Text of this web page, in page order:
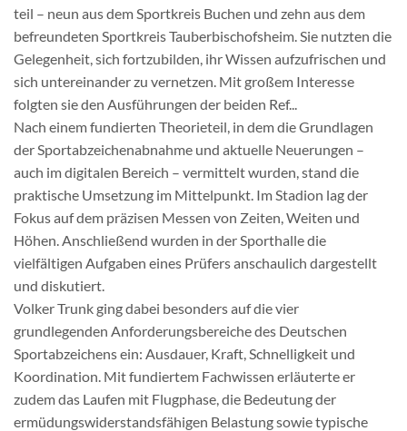
teil – neun aus dem Sportkreis Buchen und zehn aus dem
befreundeten Sportkreis Tauberbischofsheim. Sie nutzten die
Gelegenheit, sich fortzubilden, ihr Wissen aufzufrischen und
sich untereinander zu vernetzen. Mit großem Interesse
folgten sie den Ausführungen der beiden Ref...
Nach einem fundierten Theorieteil, in dem die Grundlagen
der Sportabzeichenabnahme und aktuelle Neuerungen –
auch im digitalen Bereich – vermittelt wurden, stand die
praktische Umsetzung im Mittelpunkt. Im Stadion lag der
Fokus auf dem präzisen Messen von Zeiten, Weiten und
Höhen. Anschließend wurden in der Sporthalle die
vielfältigen Aufgaben eines Prüfers anschaulich dargestellt
und diskutiert.
Volker Trunk ging dabei besonders auf die vier
grundlegenden Anforderungsbereiche des Deutschen
Sportabzeichens ein: Ausdauer, Kraft, Schnelligkeit und
Koordination. Mit fundiertem Fachwissen erläuterte er
zudem das Laufen mit Flugphase, die Bedeutung der
ermüdungswiderstandsfähigen Belastung sowie typische